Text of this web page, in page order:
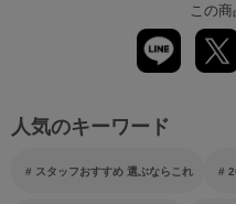
この
人気のキーワード
スタッフおすすめ 選ぶならこれ